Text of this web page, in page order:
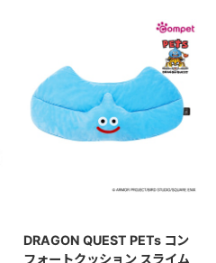
DRAGON QUEST PETs コン
フォートクッション スライム